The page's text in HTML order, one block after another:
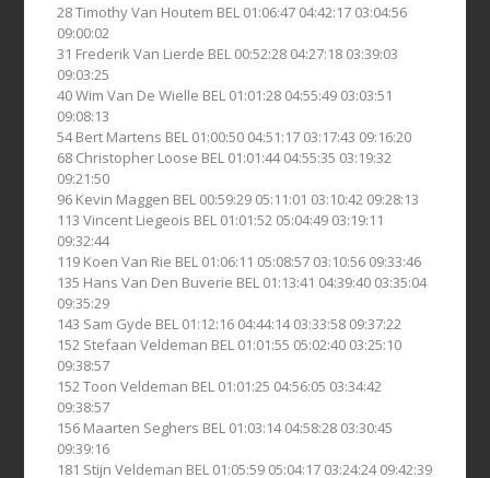
28 Timothy Van Houtem BEL 01:06:47 04:42:17 03:04:56
09:00:02
31 Frederik Van Lierde BEL 00:52:28 04:27:18 03:39:03
09:03:25
40 Wim Van De Wielle BEL 01:01:28 04:55:49 03:03:51
09:08:13
54 Bert Martens BEL 01:00:50 04:51:17 03:17:43 09:16:20
68 Christopher Loose BEL 01:01:44 04:55:35 03:19:32
09:21:50
96 Kevin Maggen BEL 00:59:29 05:11:01 03:10:42 09:28:13
113 Vincent Liegeois BEL 01:01:52 05:04:49 03:19:11
09:32:44
119 Koen Van Rie BEL 01:06:11 05:08:57 03:10:56 09:33:46
135 Hans Van Den Buverie BEL 01:13:41 04:39:40 03:35:04
09:35:29
143 Sam Gyde BEL 01:12:16 04:44:14 03:33:58 09:37:22
152 Stefaan Veldeman BEL 01:01:55 05:02:40 03:25:10
09:38:57
152 Toon Veldeman BEL 01:01:25 04:56:05 03:34:42
09:38:57
156 Maarten Seghers BEL 01:03:14 04:58:28 03:30:45
09:39:16
181 Stijn Veldeman BEL 01:05:59 05:04:17 03:24:24 09:42:39